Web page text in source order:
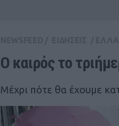
Ο καιρός το
Μέχρι πότε θα έχουμε